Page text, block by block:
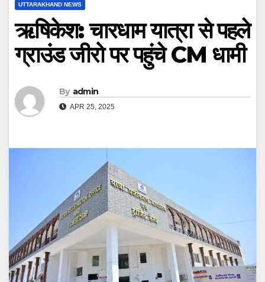
UTTARAKHAND NEWS
ऋषिकेश: चारधाम यात्रा से पहले
ग्राउंड जीरो पर पहुंचे CM धामी
By admin
APR 25, 2025